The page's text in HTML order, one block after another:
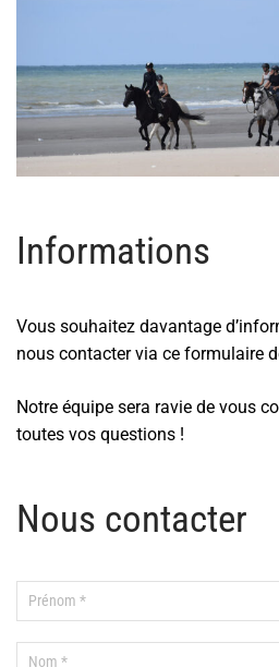
Informations
Vous souhaitez davantage
nous contacter via ce formulaire
Notre équipe sera ravie de vous
toutes vos questions !
Nous contacter